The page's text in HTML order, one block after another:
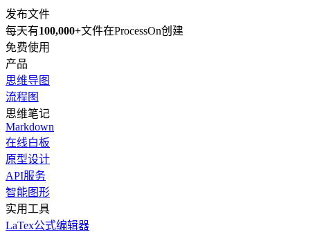
发布文件
每天有100,000+文件在ProcessOn创建
免费使用
产品
思维导图
流程图
思维笔记
Markdown
在线白板
原型设计
API服务
智能图形
实用工具
LaTex公式编辑器